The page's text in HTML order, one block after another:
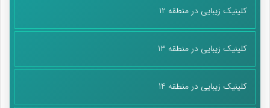
کلینیک زیبایی در منطقه 12
کلینیک زیبایی در منطقه 13
کلینیک زیبایی در منطقه 14